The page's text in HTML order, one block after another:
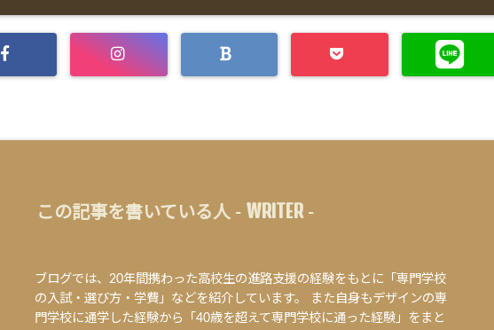
この記事を書いている人 - WRITER-
ブログでは、20年間携わった高校生の進路支援の経験をもとに「専門学校
の入試・選び方・学費」などを紹介しています。 また自身もデザインの専
門学校に通学した経験から「40歳を超えて専門学校に通った経験」をまと